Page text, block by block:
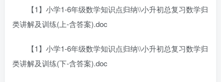
【1】小学1-6年级数学知识点归纳\\小升初总复习数学归
类讲解及训练(上-含答案).doc
【1】小学1-6年级数学知识点归纳\\小升初总复习数学归
类讲解及训练(下-含答案).doc